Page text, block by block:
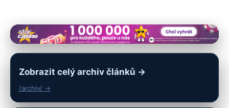
Zobrazit celý archiv článků →
/archiv/ →